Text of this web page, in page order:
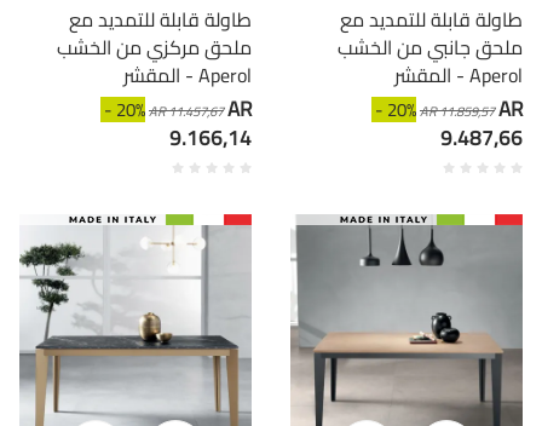
طاولة قابلة للتمديد مع
ملحق مركزي من الخشب
المقشر - Aperol
- 20%AR 11.457,67AR
9.166,14
طاولة قابلة للتمديد مع
ملحق جانبي من الخشب
المقشر - Aperol
- 20%AR 11.859,57AR
9.487,66